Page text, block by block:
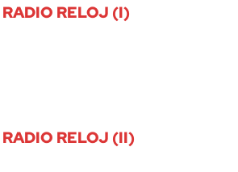
RELOJ (I)
RELOJ (II)